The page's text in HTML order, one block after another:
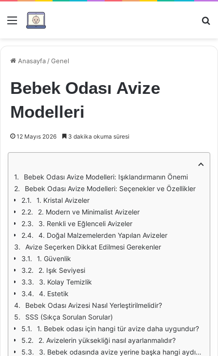
Menü
Anasayfa /Genel
Bebek Odası Avize
Modelleri
12 Mayıs 2026 3 dakika okuma süresi
Bebek Odası Avize Modelleri: Işıklandırmanın Önemi
Bebek Odası Avize Modelleri: Seçenekler ve Özellikler
1. Kristal Avizeler
2. Modern ve Minimalist Avizeler
3. Renkli ve Eğlenceli Avizeler
4. Doğal Malzemelerden Yapılan Avizeler
Avize Seçerken Dikkat Edilmesi Gerekenler
1. Güvenlik
2. Işık Seviyesi
3. Kolay Temizlik
4. Estetik
Bebek Odası Avizesi Nasıl Yerleştirilmelidir?
SSS (Sıkça Sorulan Sorular)
1. Bebek odası için hangi tür avize daha uygundur?
2. Avizelerin yüksekliği nasıl ayarlanmalıdır?
3. Bebek odasında avize yerine başka hangi aydınlatma seçenekleri kullanılabilir?